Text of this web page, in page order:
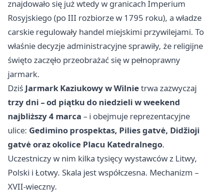
znajdowało się już wtedy w granicach Imperium
Rosyjskiego (po III rozbiorze w 1795 roku), a władze
carskie regulowały handel miejskimi przywilejami. To
właśnie decyzje administracyjne sprawiły, że religijne
święto zaczęło przeobrażać się w pełnoprawny
jarmark.
Dziś Jarmark Kaziukowy w Wilnietrwa zazwyczaj
trzy dni – od piątku do niedzieli w weekend
najbliższy 4 marca – i obejmuje reprezentacyjne
ulice: Gedimino prospektas, Pilies gatvė, Didžioji
gatvė oraz okolice Placu Katedralnego.
Uczestniczy w nim kilka tysięcy wystawców z Litwy,
Polski i Łotwy. Skala jest współczesna. Mechanizm –
XVII-wieczny.